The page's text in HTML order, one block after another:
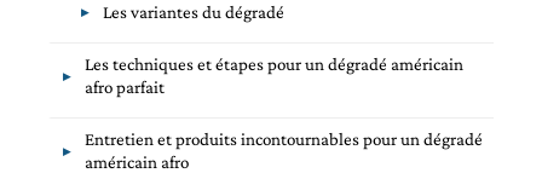
Les variantes du dégradé
Les techniques et étapes pour un dégradé américain
afro parfait
Entretien et produits incontournables pour un dégradé
américain afro